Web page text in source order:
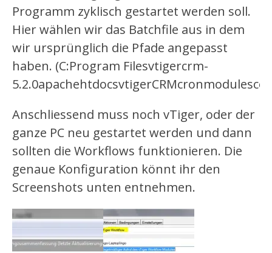
Programm zyklisch gestartet werden soll.
Hier wählen wir das Batchfile aus in dem
wir ursprünglich die Pfade angepasst
haben. (C:Program Filesvtigercrm-
Anschliessend muss noch vTiger, oder der
ganze PC neu gestartet werden und dann
sollten die Workflows funktionieren. Die
genaue Konfiguration könnt ihr den
Screenshots unten entnehmen.